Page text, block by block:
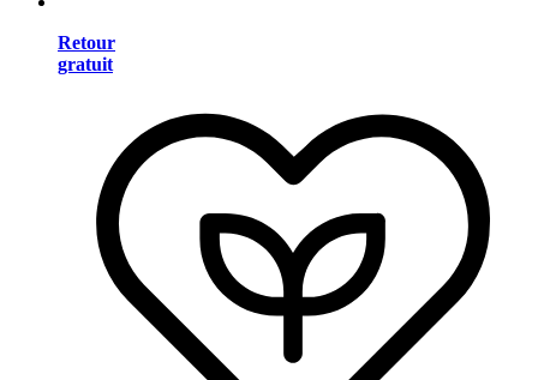
Retour
gratuit